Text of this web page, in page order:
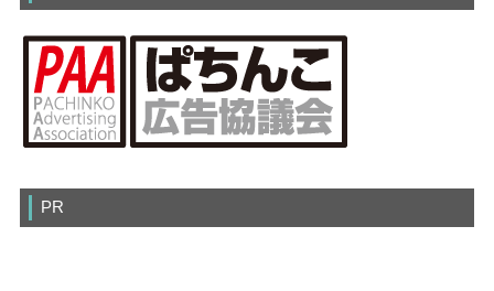
PR